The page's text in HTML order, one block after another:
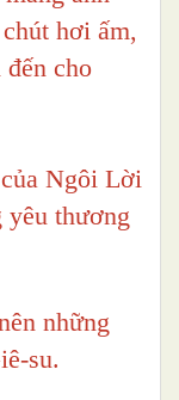
hơi ấm,
cho
Ngôi Lời
yêu thương
những
su.